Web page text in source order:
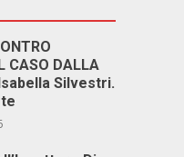
CASO DALLA
Silvestri.